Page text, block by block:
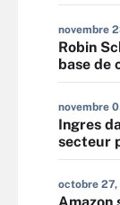
novembre
Robin
base de
novembre
Ingres
secteur
octobre